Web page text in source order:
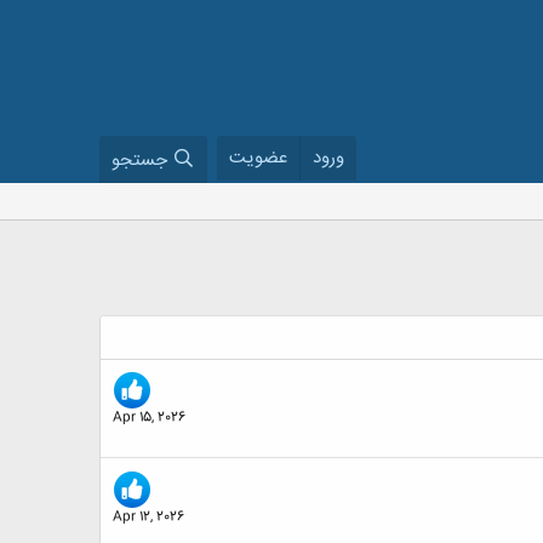
ورود عضویت جستجو
Apr 15, 2026
Apr 12, 2026